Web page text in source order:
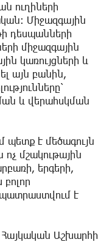
ուղիների
Միջազգային
դեսպանների
միջազգային
կառույցների և
այն բանին,
և վերահսկման
պետք է մեծագույն
ոչ մշակութային
երգերի,
պատրաստվում է
Հայկական Աշխարհի